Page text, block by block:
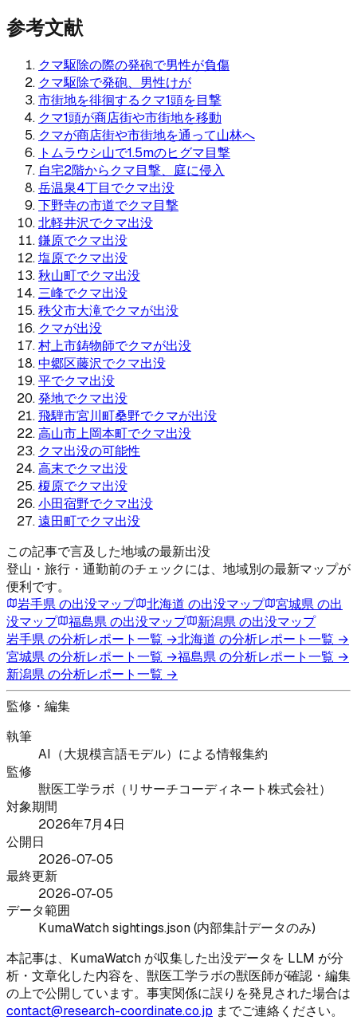
参考文献
クマ駆除の際の発砲で男性が負傷
クマ駆除で発砲、男性けが
市街地を徘徊するクマ1頭を目撃
クマ1頭が商店街や市街地を移動
クマが商店街や市街地を通って山林へ
トムラウシ山で1.5mのヒグマ目撃
自宅2階からクマ目撃、庭に侵入
岳温泉4丁目でクマ出没
下野寺の市道でクマ目撃
北軽井沢でクマ出没
鎌原でクマ出没
塩原でクマ出没
秋山町でクマ出没
三峰でクマ出没
秩父市大滝でクマが出没
クマが出没
村上市鋳物師でクマが出没
中郷区藤沢でクマ出没
平でクマ出没
発地でクマ出没
飛騨市宮川町桑野でクマが出没
高山市上岡本町でクマ出没
クマ出没の可能性
高末でクマ出没
榎原でクマ出没
小田宿野でクマ出没
遠田町でクマ出没
この記事で言及した地域の最新出没
登山・旅行・通勤前のチェックには、地域別の最新マップが
便利です。
岩手県の出没マップ 北海道 の出没マップ 宮城県の出
没マップ
福島県の出没マップ 新潟県の出没マップ
岩手県の分析レポート一覧 →北海道 の分析レポート一覧 →
宮城県の分析レポート一覧 →福島県の分析レポート一覧 →
新潟県の分析レポート一覧 →
監修・編集
執筆
AI（大規模言語モデル）による情報集約
監修
獣医工学ラボ（リサーチコーディネート株式会社）
対象期間
2026年7月4日
公開日
2026-07-05
最終更新
2026-07-05
データ範囲
KumaWatch sightings.json (内部集計データのみ)
本記事は、KumaWatch が収集した出没データを LLM が分
析・文章化した内容を、獣医工学ラボの獣医師が確認・編集
の上で公開しています。事実関係に誤りを発見された場合は
contact@research-coordinate.co.jp までご連絡ください。